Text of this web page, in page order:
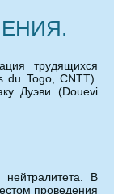
трудящихся
du Togo, CNTT).
Дуэви (Douevi
В
проведения